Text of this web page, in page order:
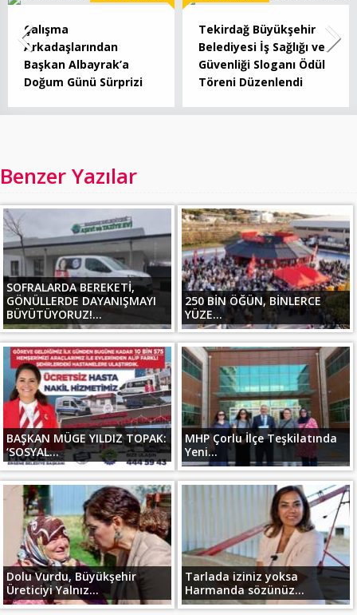
Çalışma
Arkadaşlarından
Başkan Albayrak’a
Doğum Günü Sürprizi
Tekirdağ Büyükşehir
Belediyesi İş Sağlığı ve
Güvenliği Sloganı Ödül
Töreni Düzenlendi
Benzer Yazılar
SOFRALARDA BEREKETİ,
GÖNÜLLERDE DAYANIŞMAYI
BÜYÜTÜYORUZ!...
250 BİN ÖĞÜN, BİNLERCE
YÜZE...
BAŞKAN MÜGE YILDIZ TOPAK:
‘SOSYAL...
MHP Çorlu İlçe Teşkilatında
Yeni...
Dolu Vurdu, Büyükşehir
Üreticiyi Yalnız...
Tarlada iziniz yoksa
Harmanda sözünüz...